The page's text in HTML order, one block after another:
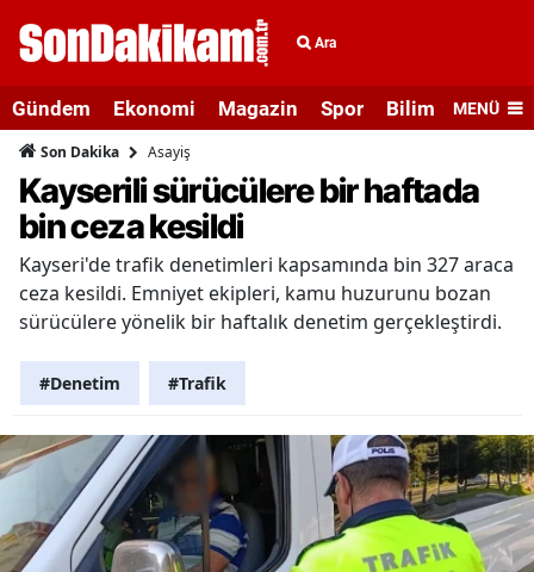
Ara
Gündem Ekonomi Magazin Spor Bilim veMENÜ
Son Dakika Asayiş
Kayserili sürücülere bir haftada
bin ceza kesildi
Kayseri'de trafik denetimleri kapsamında bin 327 araca
ceza kesildi. Emniyet ekipleri, kamu huzurunu bozan
sürücülere yönelik bir haftalık denetim gerçekleştirdi.
#Denetim #Trafik